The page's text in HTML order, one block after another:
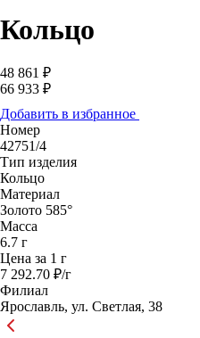
Кольцо
48 861 ₽
66 933 ₽
Добавить в избранное
Номер
42751/4
Тип изделия
Кольцо
Материал
Золото 585°
Масса
6.7 г
Цена за 1 г
7 292.70 ₽/г
Филиал
Ярославль, ул. Светлая, 38